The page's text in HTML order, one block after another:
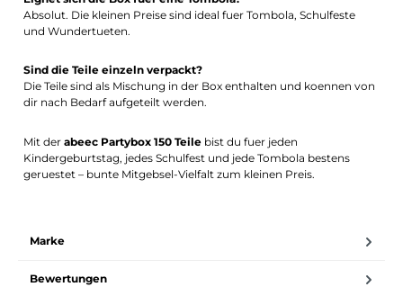
Absolut. Die kleinen Preise sind ideal fuer Tombola, Schulfeste
und Wundertueten.
Sind die Teile einzeln verpackt?
Die Teile sind als Mischung in der Box enthalten und koennen von
dir nach Bedarf aufgeteilt werden.
Mit derabeec Partybox 150 Teile bist du fuer jeden
Kindergeburtstag, jedes Schulfest und jede Tombola bestens
geruestet – bunte Mitgebsel-Vielfalt zum kleinen Preis.
Marke
Bewertungen